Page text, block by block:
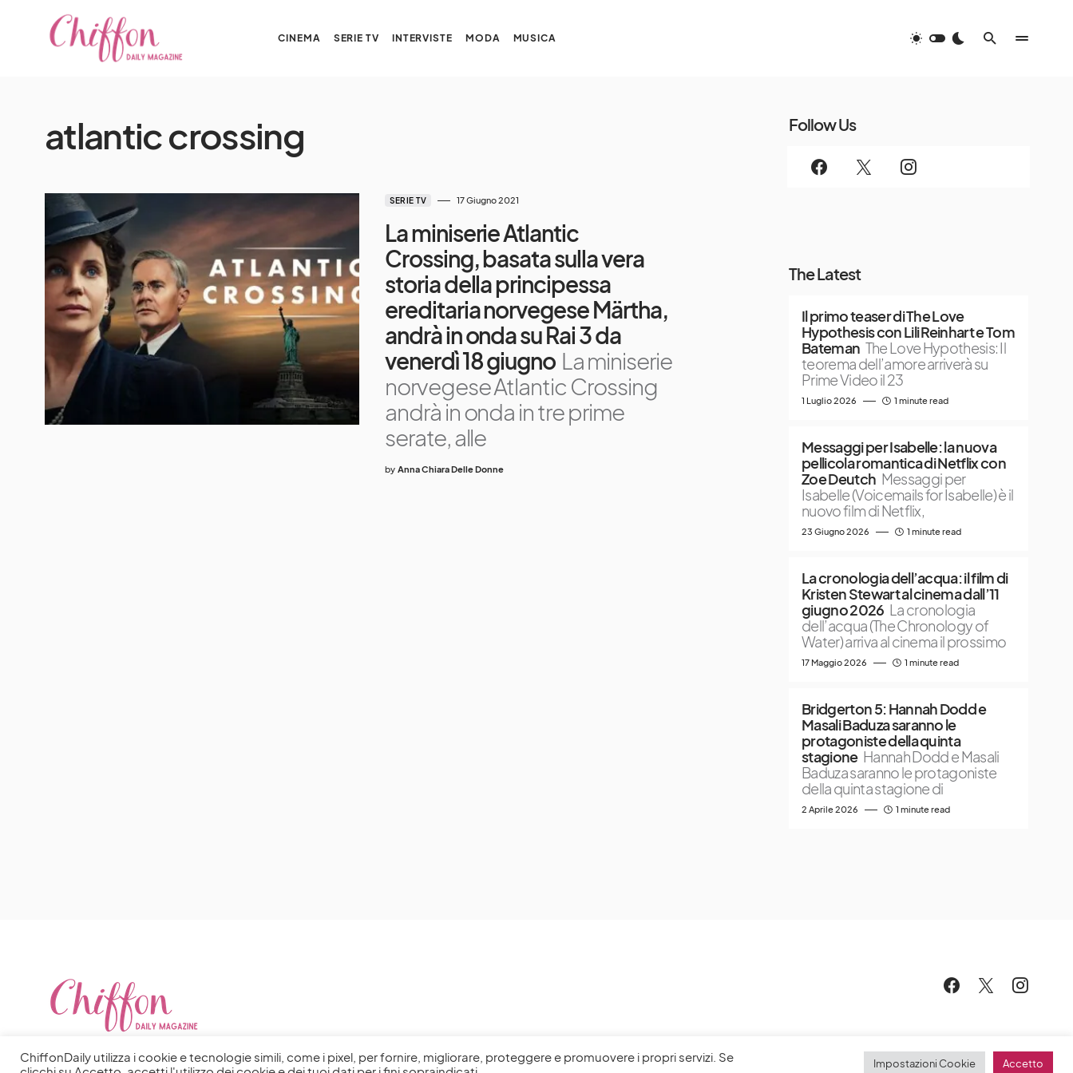
CINEMA SERIE TV INTERVISTE MODA MUSICA
atlantic crossing
SERIE TV 17 Giugno 2021
La miniserie Atlantic
Crossing, basata sulla vera
storia della principessa
ereditaria norvegese Märtha,
andrà in onda su Rai 3 da
venerdì 18 giugno La miniserie
norvegese Atlantic Crossing
andrà in onda in tre prime
serate, alle
by Anna Chiara Delle Donne
Follow Us
The Latest
Il primo teaser di The Love
Hypothesis con Lili Reinhart e Tom
Bateman The Love Hypothesis: Il
teorema dell’amore arriverà su
Prime Video il 23
1 Luglio 2026 1 minute read
Messaggi per Isabelle: la nuova
pellicola romantica di Netflix con
Zoe Deutch Messaggi per
Isabelle (Voicemails for Isabelle) è il
nuovo film di Netflix,
23 Giugno 2026 1 minute read
La cronologia dell’acqua: il film di
Kristen Stewart al cinema dall’11
giugno 2026 La cronologia
dell’acqua (The Chronology of
Water) arriva al cinema il prossimo
17 Maggio 2026 1 minute read
Bridgerton 5: Hannah Dodd e
Masali Baduza saranno le
protagoniste della quinta
stagione Hannah Dodd e Masali
Baduza saranno le protagoniste
della quinta stagione di
2 Aprile 2026 1 minute read
ChiffonDaily utilizza i cookie e tecnologie simili, come i pixel, per fornire, migliorare, proteggere e promuovere i propri servizi. Se
Impostazioni Cookie Accetto